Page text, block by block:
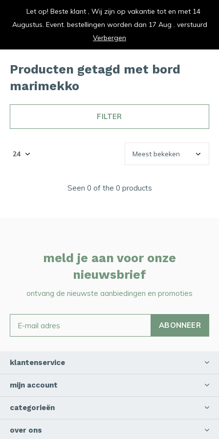
vrolijk je keuken op
Producten getagd met bord
marimekko
FILTER
Seen 0 of the 0 products
meld je aan voor onze
nieuwsbrief
ontvang de nieuwste aanbiedingen en promoties
ABONNEER
klantenservice
mijn account
categorieën
over ons
Let op! Beste klant , Wij zijn op vakantie tot en met 14
Augustus. Event. bestellingen worden dan 17 Aug . verstuurd
Verbergen